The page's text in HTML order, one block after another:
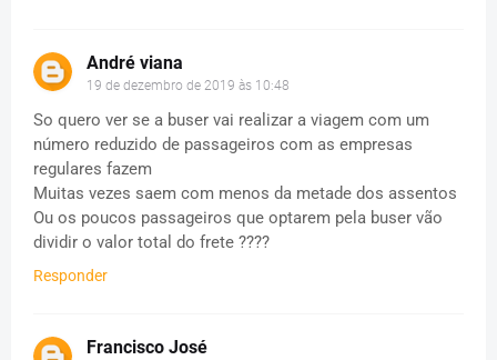
André viana
19 de dezembro de 2019 às 10:48
So quero ver se a buser vai realizar a viagem com um
número reduzido de passageiros com as empresas
regulares fazem
Muitas vezes saem com menos da metade dos assentos
Ou os poucos passageiros que optarem pela buser vão
dividir o valor total do frete ????
Responder
Francisco José